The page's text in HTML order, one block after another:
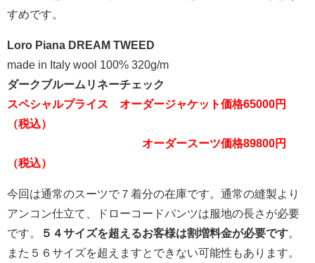
すめです。
Loro Piana DREAM TWEED
made in Italy wool 100% 320g/m
ダークブルームリネーチェック
スペシャルプライス オーダージャケット価格65000円
（税込）
オーダースーツ価格89800円
（税込）
今回は通常のスーツで７着分の在庫です。通常の縫製より
アンコン仕立て、ドローコードパンツは服地の長さが必要
です。
５４サイズを超えるお客様は割増料金が必要です
また５６サイズを超えますとできない可能性もあります。